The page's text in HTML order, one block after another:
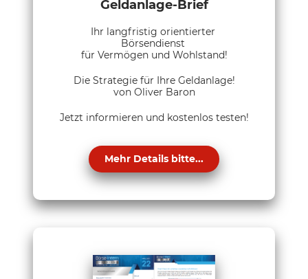
Geldanlage-Brief
Ihr langfristig orientierter
Börsendienst
für Vermögen und Wohlstand!
Die Strategie für Ihre Geldanlage!
von Oliver Baron
Jetzt informieren und kostenlos testen!
Mehr Details bitte...